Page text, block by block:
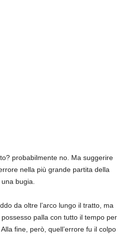
probabilmente no. Ma suggerire
nella più grande partita della
bugia.
da oltre l’arco lungo il tratto, ma
palla con tutto il tempo per
fine, però, quell’errore fu il colpo